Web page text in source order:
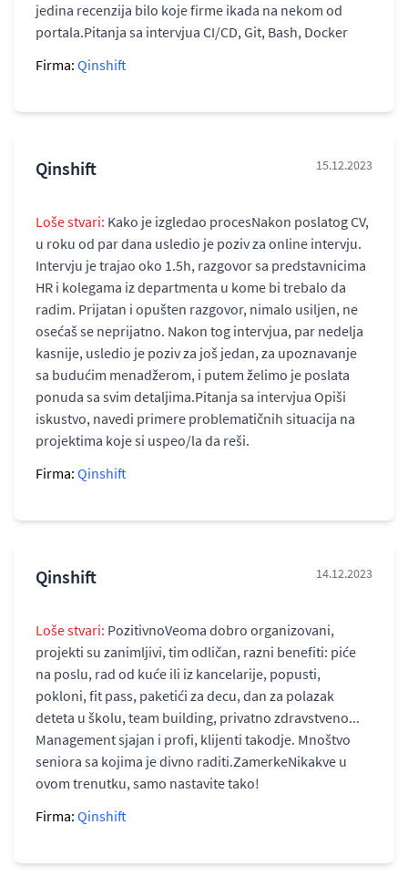
jedina recenzija bilo koje firme ikada na nekom od
portala.Pitanja sa intervjua CI/CD, Git, Bash, Docker
Firma: Qinshift
Qinshift 15.12.2023
Loše stvari: Kako je izgledao procesNakon poslatog CV,
u roku od par dana usledio je poziv za online intervju.
Intervju je trajao oko 1.5h, razgovor sa predstavnicima
HR i kolegama iz departmenta u kome bi trebalo da
radim. Prijatan i opušten razgovor, nimalo usiljen, ne
osećaš se neprijatno. Nakon tog intervjua, par nedelja
kasnije, usledio je poziv za još jedan, za upoznavanje
sa budućim menadžerom, i putem želimo je poslata
ponuda sa svim detaljima.Pitanja sa intervjua Opiši
iskustvo, navedi primere problematičnih situacija na
projektima koje si uspeo/la da reši.
Firma: Qinshift
Qinshift 14.12.2023
Loše stvari: PozitivnoVeoma dobro organizovani,
projekti su zanimljivi, tim odličan, razni benefiti: piće
na poslu, rad od kuće ili iz kancelarije, popusti,
pokloni, fit pass, paketići za decu, dan za polazak
deteta u školu, team building, privatno zdravstveno...
Management sjajan i profi, klijenti takodje. Mnoštvo
seniora sa kojima je divno raditi.ZamerkeNikakve u
ovom trenutku, samo nastavite tako!
Firma: Qinshift